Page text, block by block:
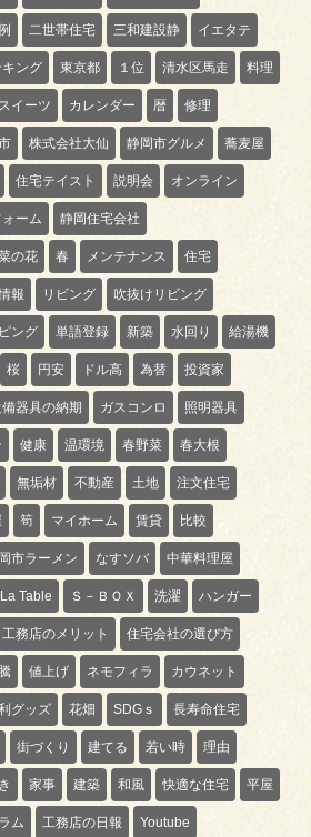
二世帯住宅 三和建設静 イエタテ
キング 東京都 １位 清水区馬走 料理
イーツ カレンダー 暦 修理
株式会社大仙 静岡市グルメ 蕎麦屋
住宅テイスト 説明会 オンライン
ーム 静岡住宅会社
の花 春 メンテナンス 住宅
報 リビング 吹抜けリビング
ング 単語登録 新築 水回り 給湯機
桜 円安 ドル高 為替 投資家
備器具の納期 ガスコンロ 照明器具
健康 温環境 春野菜 春大根
無垢材 不動産 土地 注文住宅
筍 マイホーム 賃貸 比較
市ラーメン なすソバ 中華料理屋
Table Ｓ－ＢＯＸ 洗濯 ハンガー
工務店のメリット 住宅会社の選び方
値上げ ネモフィラ カウネット
グッズ 花畑 SDGｓ 長寿命住宅
街づくり 建てる 若い時 理由
家事 建築 和風 快適な住宅 平屋
ム 工務店の日報 Youtube